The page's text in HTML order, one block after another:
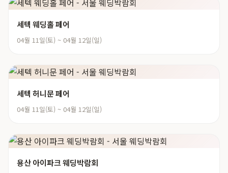
세텍 웨딩홀 페어
04월 11일(토) ~ 04월 12일(일)
세텍 허니문 페어
04월 11일(토) ~ 04월 12일(일)
용산 아이파크 웨딩박람회